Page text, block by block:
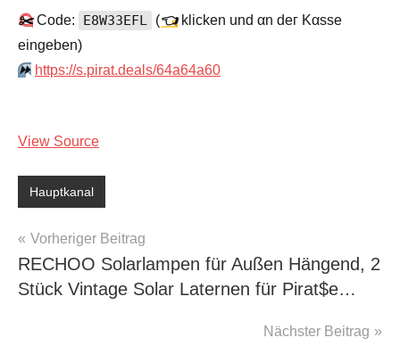
✂️Code: E8W33EFL (👈klicken und αn dег Kαssе
еingеbеn)
⏩️ https://s.pirat.deals/64a64a60
View Source
Hauptkanal
Beitragsnavigation
Vorheriger Beitrag
RECHOO Solarlampen für Außen Hängend, 2
Stück Vintage Solar Laternen für Pirat$e…
Nächster Beitrag